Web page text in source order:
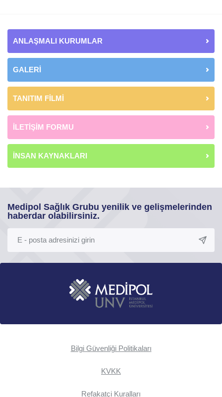
ANLAŞMALI KURUMLAR
GALERİ
TANITIM FİLMİ
İLETİŞİM FORMU
İNSAN KAYNAKLARI
Medipol Sağlık Grubu yenilik ve gelişmelerinden
haberdar olabilirsiniz.
Bilgi Güvenliği Politikaları
KVKK
Refakatçi Kuralları